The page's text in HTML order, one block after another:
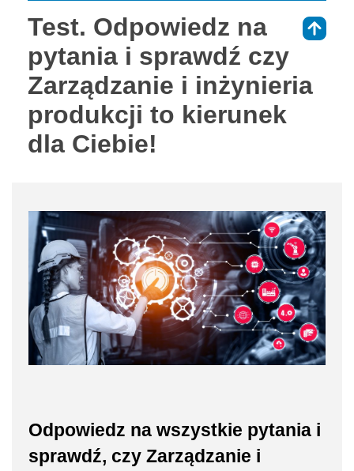
Test. Odpowiedz na
pytania i sprawdź czy
Zarządzanie i inżynieria
produkcji to kierunek
dla Ciebie!
Odpowiedz na wszystkie pytania i
sprawdź, czy Zarządzanie i